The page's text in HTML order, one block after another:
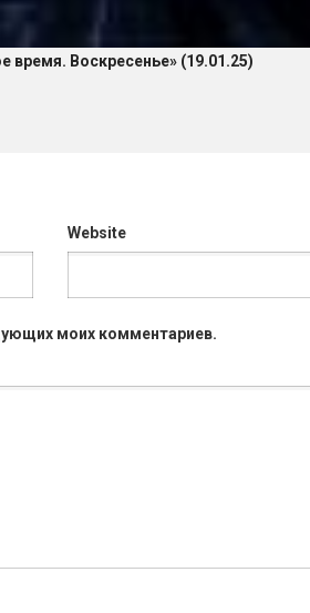
время. Воскресенье» (19.01.25)
Website
моих комментариев.